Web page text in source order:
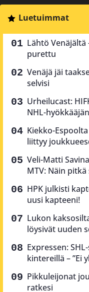
Luetuimmat
Lähtö
purettu
Venäjä jäi
selvisi
Urheilucast:
NHL-
Kiekko-
liittyy
Veli-Matti
MTV: Näin
HPK julkisti
uusi kapteeni!
Lukon
löysivät uuden
Expressen:
kintereillä – ”Ei
Pikkuleijonat
ratkesi